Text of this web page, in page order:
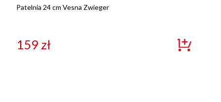
Patelnia 24 cm Vesna Zwieger
159 zł